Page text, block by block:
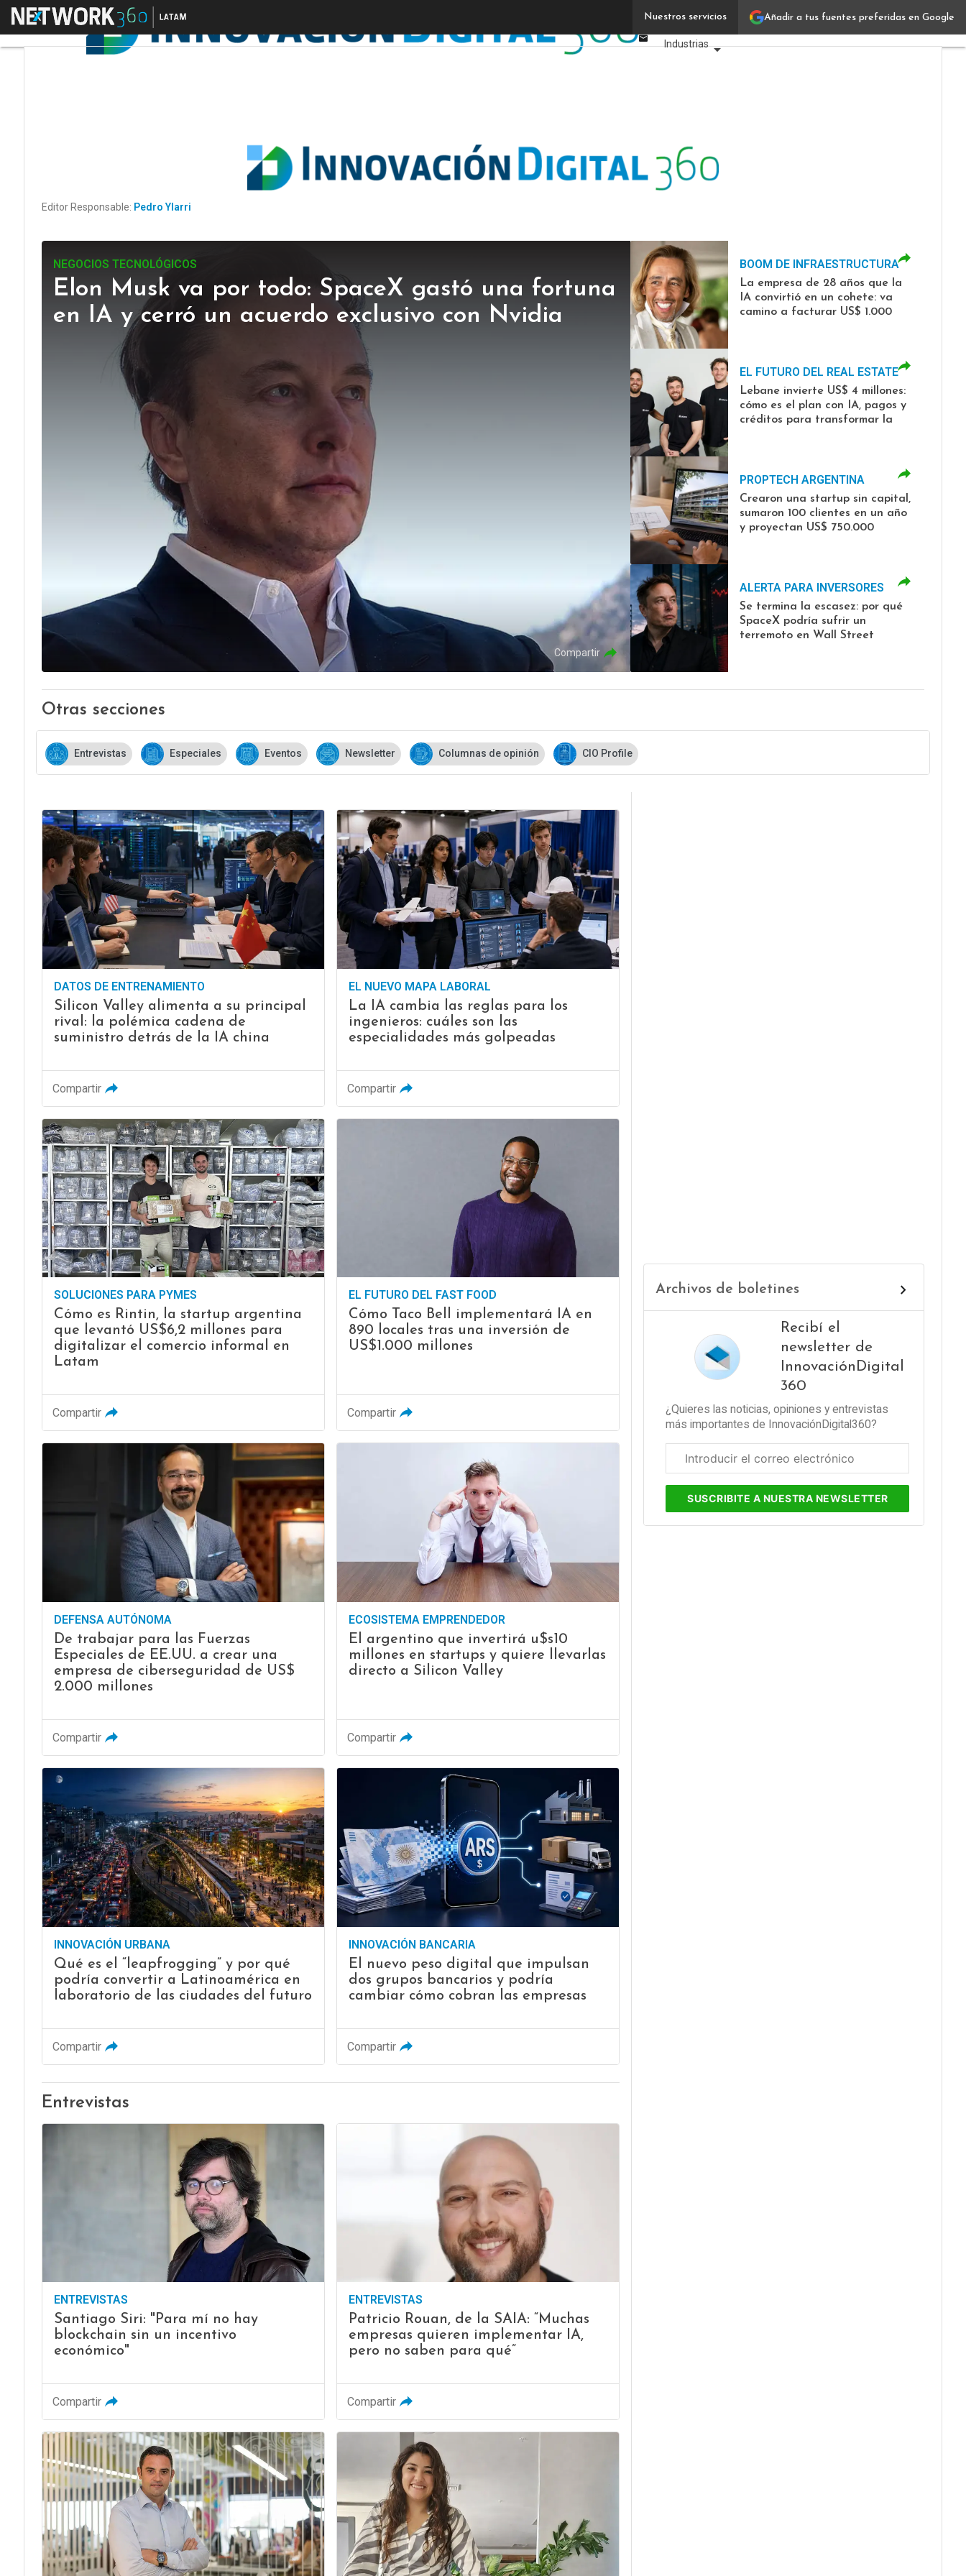
Añadir a tus fuentes preferidas en Google
Nuestros servicios
Menú
Facebook
Email
Verticales IT
Industrias
Editor Responsable: Pedro Ylarri
NEGOCIOS TECNOLÓGICOS
Elon Musk va por todo: SpaceX gastó una fortuna
en IA y cerró un acuerdo exclusivo con Nvidia
Compartir
BOOM DE INFRAESTRUCTURA
La empresa de 28 años que la
IA convirtió en un cohete: va
camino a facturar US$ 1.000
EL FUTURO DEL REAL ESTATE
Lebane invierte US$ 4 millones:
cómo es el plan con IA, pagos y
créditos para transformar la
PROPTECH ARGENTINA
Crearon una startup sin capital,
sumaron 100 clientes en un año
y proyectan US$ 750.000
ALERTA PARA INVERSORES
Se termina la escasez: por qué
SpaceX podría sufrir un
terremoto en Wall Street
Otras secciones
Entrevistas Especiales Eventos Newsletter Columnas de opinión CIO Profile
DATOS DE ENTRENAMIENTO
Silicon Valley alimenta a su principal
rival: la polémica cadena de
suministro detrás de la IA china
Compartir
EL NUEVO MAPA LABORAL
La IA cambia las reglas para los
ingenieros: cuáles son las
especialidades más golpeadas
Compartir
SOLUCIONES PARA PYMES
Cómo es Rintin, la startup argentina
que levantó US$6,2 millones para
digitalizar el comercio informal en
Latam
Compartir
EL FUTURO DEL FAST FOOD
Cómo Taco Bell implementará IA en
890 locales tras una inversión de
US$1.000 millones
Compartir
DEFENSA AUTÓNOMA
De trabajar para las Fuerzas
Especiales de EE.UU. a crear una
empresa de ciberseguridad de US$
2.000 millones
Compartir
ECOSISTEMA EMPRENDEDOR
El argentino que invertirá u$s10
millones en startups y quiere llevarlas
directo a Silicon Valley
Compartir
INNOVACIÓN URBANA
Qué es el “leapfrogging” y por qué
podría convertir a Latinoamérica en
laboratorio de las ciudades del futuro
Compartir
INNOVACIÓN BANCARIA
El nuevo peso digital que impulsan
dos grupos bancarios y podría
cambiar cómo cobran las empresas
Compartir
Entrevistas
ENTREVISTAS
Santiago Siri: "Para mí no hay
blockchain sin un incentivo
económico"
Compartir
ENTREVISTAS
Patricio Rouan, de la SAIA: “Muchas
empresas quieren implementar IA,
pero no saben para qué”
Compartir
Archivos de boletines
Recibí el
newsletter de
InnovaciónDigital
360
¿Quieres las noticias, opiniones y entrevistas
más importantes de InnovaciónDigital360?
electrónico
SUSCRIBITE A NUESTRA NEWSLETTER